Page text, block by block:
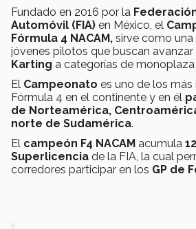
Fundado en 2016 por la
Automóvil (FIA) en México, el
Fórmula 4 NACAM, sirve como
jóvenes pilotos que buscan
Karting a categorías de monoplaza
El Campeonato es uno de los
Fórmula 4 en el continente y en él
de Norteamérica,
norte de Sudamérica.
El campeón F4 NACAM acumula
Superlicencia de la FIA, la cual
corredores participar en los GP de